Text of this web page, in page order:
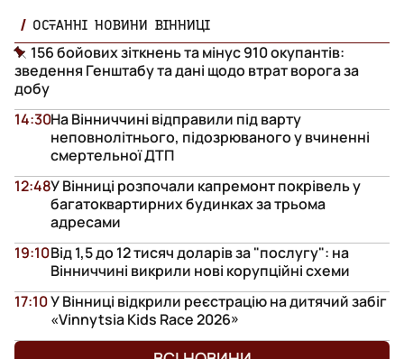
ОСТАННІ НОВИНИ ВІННИЦІ
156 бойових зіткнень та мінус 910 окупантів:
зведення Генштабу та дані щодо втрат ворога за
добу
На Вінниччині відправили під варту
неповнолітнього, підозрюваного у вчиненні
смертельної ДТП
14:30
У Вінниці розпочали капремонт покрівель у
багатоквартирних будинках за трьома
адресами
12:48
Від 1,5 до 12 тисяч доларів за "послугу": на
Вінниччині викрили нові корупційні схеми
19:10
У Вінниці відкрили реєстрацію на дитячий забіг
«Vinnytsia Kids Race 2026»
17:10